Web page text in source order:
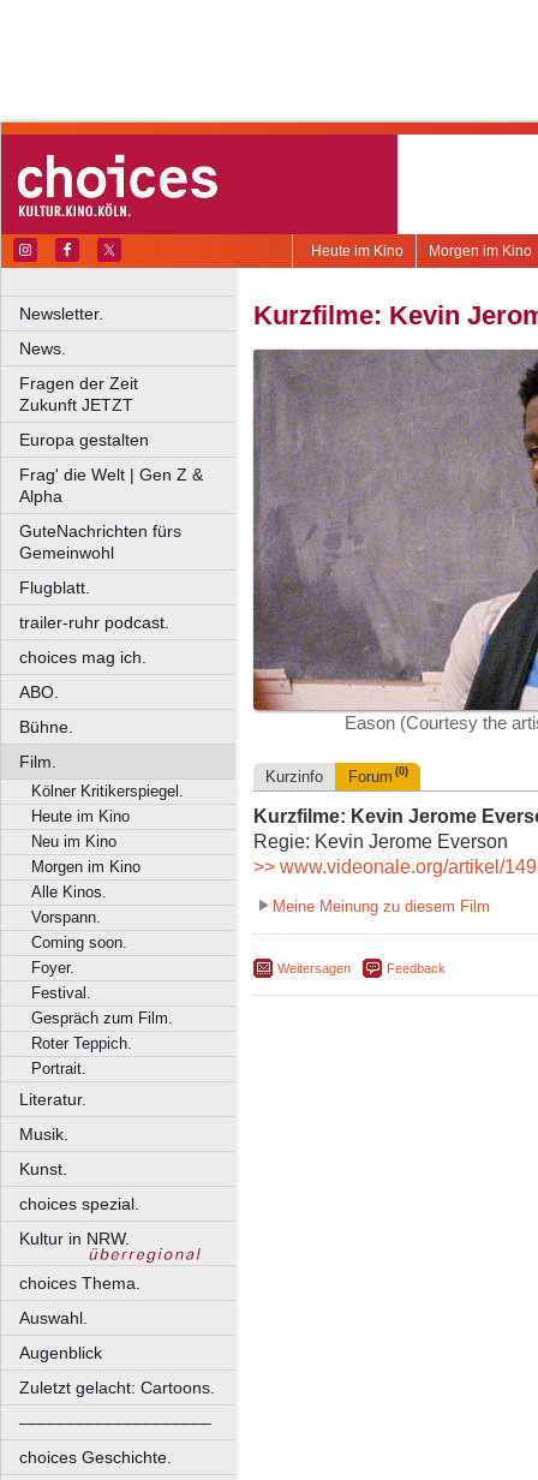
Morgen im Kino
Heute im Kino
Newsletter.
News.
Fragen der Zeit
Zukunft JETZT
Europa gestalten
Frag' die Welt | Gen Z &
Alpha
GuteNachrichten fürs
Gemeinwohl
Flugblatt.
trailer-ruhr podcast.
choices mag ich.
ABO.
Bühne.
Film.
Kölner Kritikerspiegel.
Heute im Kino
Neu im Kino
Morgen im Kino
Alle Kinos.
Vorspann.
Coming soon.
Foyer.
Festival.
Gespräch zum Film.
Roter Teppich.
Portrait.
Literatur.
Musik.
Kunst.
choices spezial.
Kultur in NRW.
choices Thema.
Auswahl.
Augenblick
Zuletzt gelacht: Cartoons.
––––––––––––––––––––
choices Geschichte.
Kurzfilme: Kevin
Eason (Courtesy the
Kurzinfo Forum (0)
Kurzfilme: Kevin Jerome
Regie: Kevin Jerome Everson
>> www.videonale.org/artikel/
Meine Meinung zu diesem Film
Weitersagen Feedback